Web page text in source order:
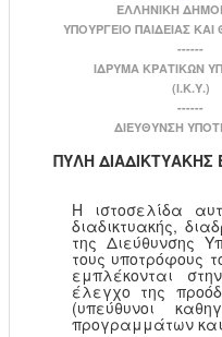
ΕΛΛΗΝΙΚΗ
ΥΠΟΥΡΓΕΙΟ ΠΑΙΔΕΙΑΣ
------
ΙΔΡΥΜΑ ΚΡΑΤΙΚΩΝ
(Ι.Κ.Υ.)
------
ΔΙΕΥΘΥΝΣΗ
ΠΥΛΗ ΔΙΑΔΙΚΤΥΑΚΗΣ
Η ιστοσελίδα
διαδικτυακής,
της Διεύθυνσης
τους υποτρόφους
εμπλέκονται
έλεγχο της
(υπεύθυνοι
προγραμμάτων